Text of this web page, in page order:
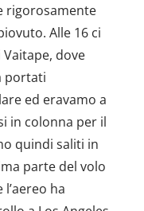
rigorosamente
Alle 16 ci
dove
portati
ed eravamo a
in colonna per il
quindi saliti in
parte del volo
ha